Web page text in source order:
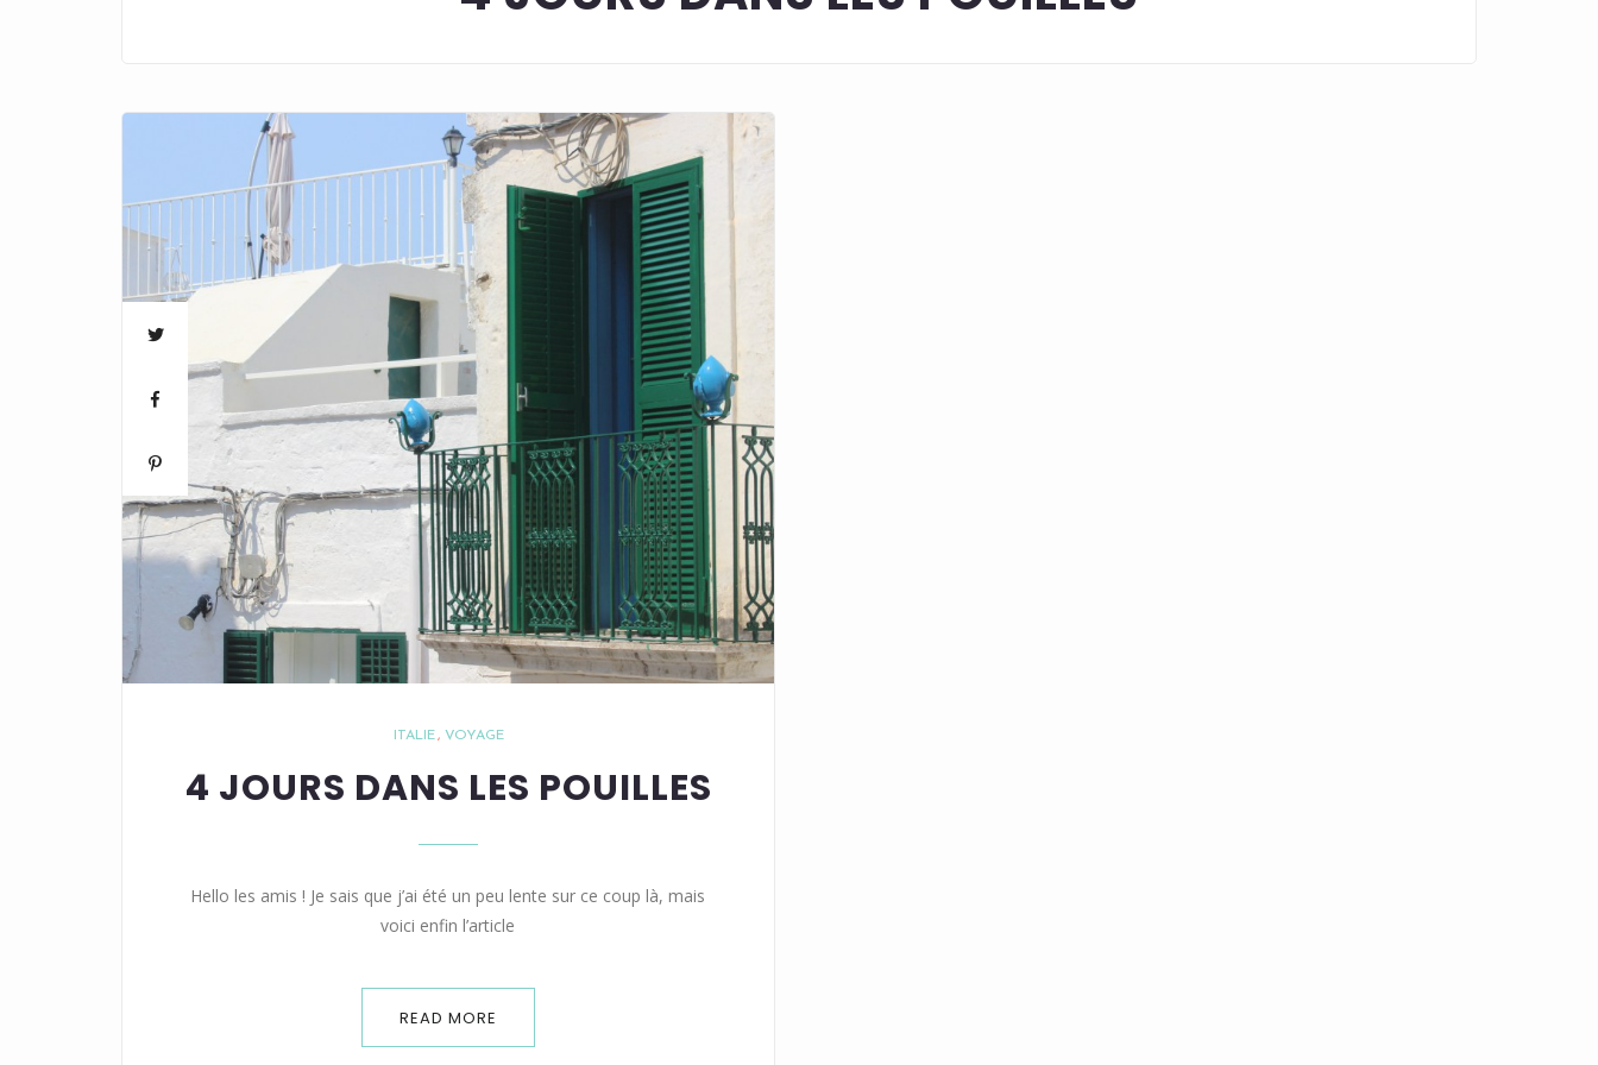
ITALIE VOYAGE
4 JOURS DANS LES POUILLES
Hello les amis ! Je sais que j’ai été un peu lente sur ce coup là, mais
voici enfin l’article
READ MORE